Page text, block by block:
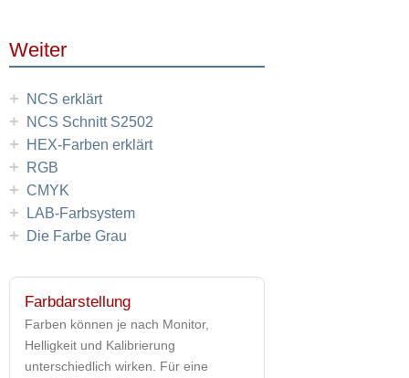
Weiter
+ NCS erklärt
+ NCS Schnitt S2502
+ HEX-Farben erklärt
+ RGB
+ CMYK
+ LAB-Farbsystem
+ Die Farbe Grau
Farbdarstellung
Farben können je nach Monitor,
Helligkeit und Kalibrierung
unterschiedlich wirken. Für eine